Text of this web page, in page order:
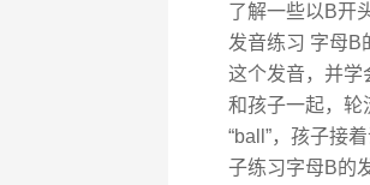
了解一些以B开
发音练习 字母B
这个发音，并学
和孩子一起，轮
“ball”，孩子接
子练习字母B的